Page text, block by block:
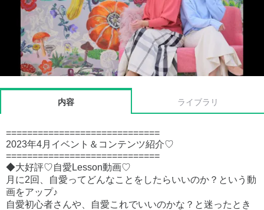
内容 ライブラリ
=============================
2023年4月イベント＆コンテンツ紹介♡
=============================
◆大好評♡自愛Lesson動画♡
月に2回、自愛ってどんなことをしたらいいのか？という動
画をアップ♪
自愛初心者さんや、自愛これでいいのかな？と迷ったとき